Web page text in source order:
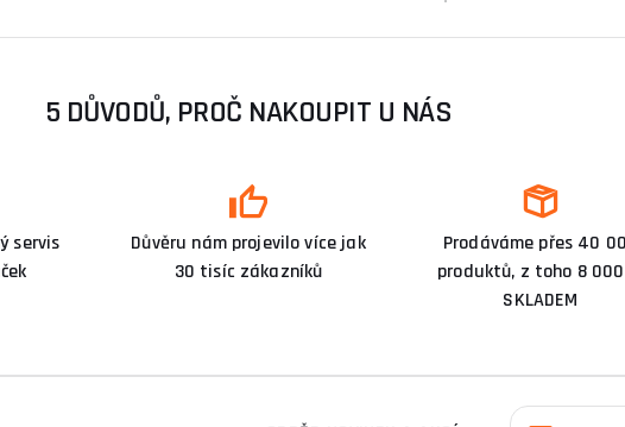
5 DŮVODŮ, PROČ NAKOUPIT U NÁS
servis
Důvěru nám projevilo více jak
30 tisíc zákazníků
Prodáváme přes 40
produktů, z toho 8
SKLADEM